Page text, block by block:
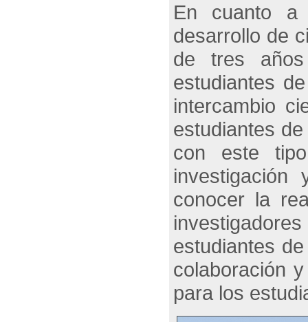
En cuanto a
desarrollo de
de tres
estudiantes
intercambio
estudiantes
con este
investigación
conocer la
estudiantes
colaboración
para los